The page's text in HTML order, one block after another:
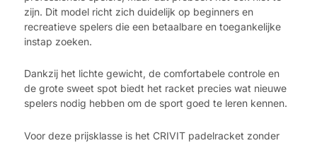
zijn. Dit model richt zich duidelijk op beginners en
recreatieve spelers die een betaalbare en toegankelijke
instap zoeken.
Dankzij het lichte gewicht, de comfortabele controle en
de grote sweet spot biedt het racket precies wat nieuwe
spelers nodig hebben om de sport goed te leren kennen.
Voor deze prijsklasse is het CRIVIT padelracket zonder